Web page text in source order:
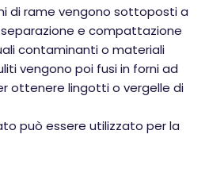
di rame vengono sottoposti a
separazione e compattazione
contaminanti o materiali
vengono poi fusi in forni ad
ottenere lingotti o vergelle di
può essere utilizzato per la